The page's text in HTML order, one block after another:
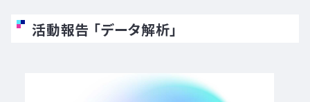
活動報告 「データ解析」